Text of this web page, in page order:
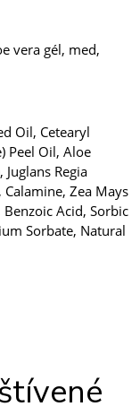
vera gél, med,
Oil, Cetearyl
Peel Oil, Aloe
Regia
Zea Mays
Acid, Sorbic
Sorbate, Natural